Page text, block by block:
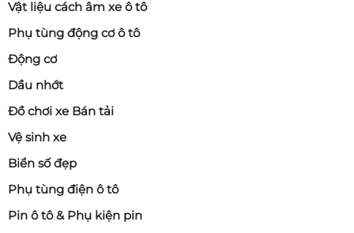
Vật liệu cách âm xe ô tô
Phụ tùng động cơ ô tô
Động cơ
Dầu nhớt
Đồ chơi xe Bán tải
Vệ sinh xe
Biển số đẹp
Phụ tùng điện ô tô
Pin ô tô & Phụ kiện pin